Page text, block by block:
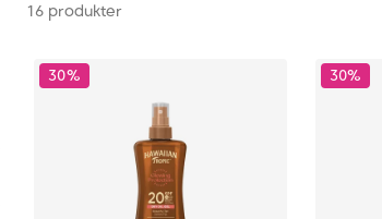
16 produkter
30% 30%